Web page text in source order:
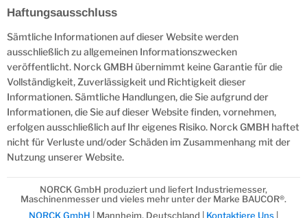
Haftungsausschluss
Sämtliche Informationen auf dieser Website werden
ausschließlich zu allgemeinen Informationszwecken
veröffentlicht. Norck GMBH übernimmt keine Garantie für die
Vollständigkeit, Zuverlässigkeit und Richtigkeit dieser
Informationen. Sämtliche Handlungen, die Sie aufgrund der
Informationen, die Sie auf dieser Website finden, vornehmen,
erfolgen ausschließlich auf Ihr eigenes Risiko. Norck GMBH haftet
nicht für Verluste und/oder Schäden im Zusammenhang mit der
Nutzung unserer Website.
NORCK GmbH produziert und liefert Industriemesser,
Maschinenmesser und vieles mehr unter der Marke BAUCOR®.
NORCK GmbH
| Mannheim, Deutschland | Kontaktiere Uns